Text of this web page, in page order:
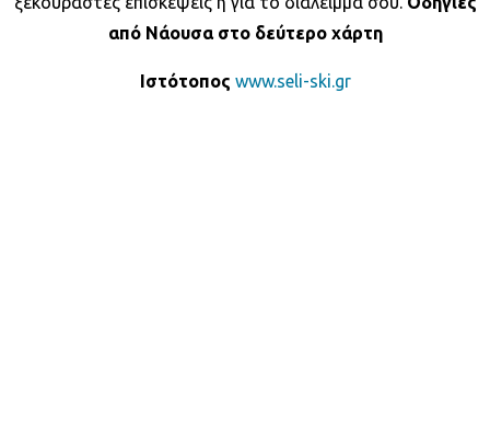
από Νάουσα στο δεύτερο χάρτη
Ιστότοπος www.seli-ski.gr